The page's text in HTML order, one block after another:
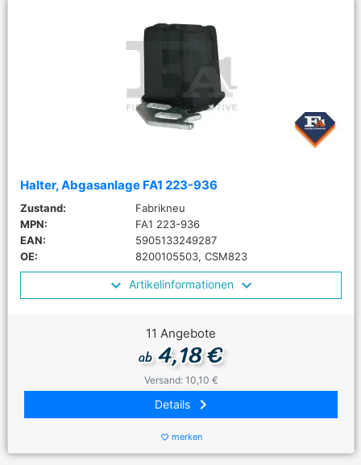
Halter, Abgasanlage FA1 223-936
Zustand:
Fabrikneu
MPN:
FA1 223-936
EAN:
5905133249287
OE:
8200105503, CSM823
Artikelinformationen
11 Angebote
ab4,18 €
Versand: 10,10 €
Details keyboard_arrow_right
favorite_border merken